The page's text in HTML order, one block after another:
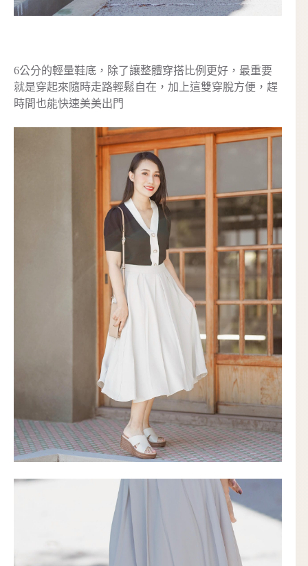
6公分的輕量鞋底，除了讓整體穿搭比例更好，最重要
就是穿起來隨時走路輕鬆自在，加上這雙穿脫方便，趕
時間也能快速美美出門